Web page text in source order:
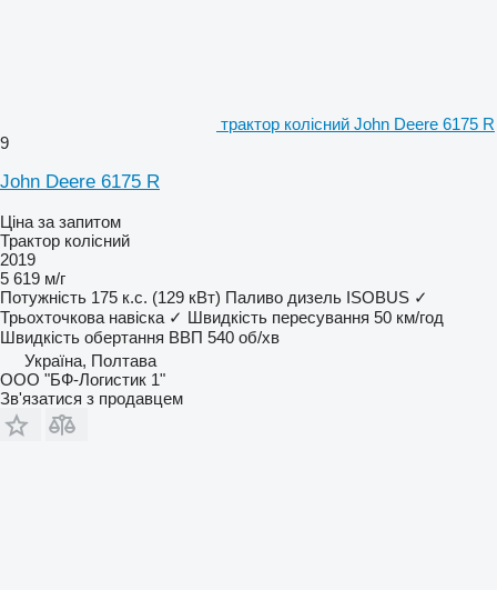
трактор колісний John Deere 6175 R
9
John Deere 6175 R
Ціна за запитом
Трактор колісний
2019
5 619 м/г
Потужність 175 к.с. (129 кВт) Паливо дизель ISOBUS ✓
Трьохточкова навіска ✓ Швидкість пересування 50 км/год
Швидкість обертання ВВП 540 об/хв
Україна, Полтава
ООО "БФ-Логистик 1"
Зв'язатися з продавцем